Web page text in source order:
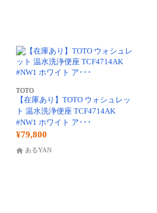
TOTO
【在庫あり】TOTO ウォシュレッ
ト 温水洗浄便座 TCF4714AK
#NW1 ホワイト ア･･･
¥79,800
あるYAN